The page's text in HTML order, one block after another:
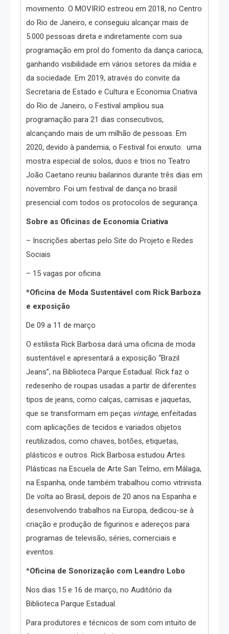
movimento. O MOVIRIO estreou em 2018, no Centro
do Rio de Janeiro, e conseguiu alcançar mais de
5.000 pessoas direta e indiretamente com sua
programação em prol do fomento da dança carioca,
ganhando visibilidade em vários setores da mídia e
da sociedade. Em 2019, através do convite da
Secretaria de Estado e Cultura e Economia Criativa
do Rio de Janeiro, o Festival ampliou sua
programação para 21 dias consecutivos,
alcançando mais de um milhão de pessoas. Em
2020, devido à pandemia, o Festival foi enxuto: uma
mostra especial de solos, duos e trios no Teatro
João Caetano reuniu bailarinos durante três dias em
novembro. Foi um festival de dança no brasil
presencial com todos os protocolos de segurança.
Sobre as Oficinas de Economia Criativa
– Inscrições abertas pelo Site do Projeto e Redes
Sociais
– 15 vagas por oficina
*Oficina de Moda Sustentável com Rick Barboza
e exposição
De 09 a 11 de março
O estilista Rick Barbosa dará uma oficina de moda
sustentável e apresentará a exposição “Brazil
Jeans”, na Biblioteca Parque Estadual. Rick faz o
redesenho de roupas usadas a partir de diferentes
tipos de jeans, como calças, camisas e jaquetas,
que se transformam em peças vintage, enfeitadas
com aplicações de tecidos e variados objetos
reutilizados, como chaves, botões, etiquetas,
plásticos e outros. Rick Barbosa estudou Artes
Plásticas na Escuela de Arte San Telmo, em Málaga,
na Espanha, onde também trabalhou como vitrinista.
De volta ao Brasil, depois de 20 anos na Espanha e
desenvolvendo trabalhos na Europa, dedicou-se à
criação e produção de figurinos e adereços para
programas de televisão, séries, comerciais e
eventos.
*Oficina de Sonorização com Leandro Lobo
Nos dias 15 e 16 de março, no Auditório da
Biblioteca Parque Estadual.
Para produtores e técnicos de som com intuito de